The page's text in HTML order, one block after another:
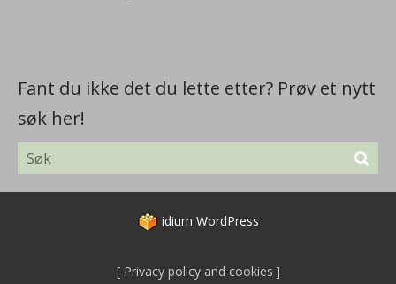
Fant du ikke det du lette etter? Prøv et nytt
søk her!
idium WordPress
Privacy policy and cookies